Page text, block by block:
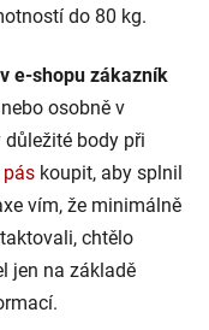
do 80 kg.
e-shopu zákazník
osobně v
důležité body při
pás koupit, aby splnil
vím, že minimálně
chtělo
jen na základě